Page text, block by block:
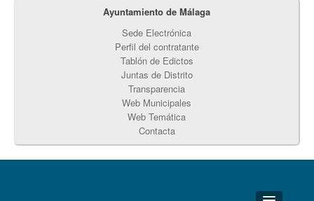
Ayuntamiento de Málaga
Sede Electrónica
Perfil del contratante
Tablón de Edictos
Juntas de Distrito
Transparencia
Web Municipales
Web Temática
Contacta